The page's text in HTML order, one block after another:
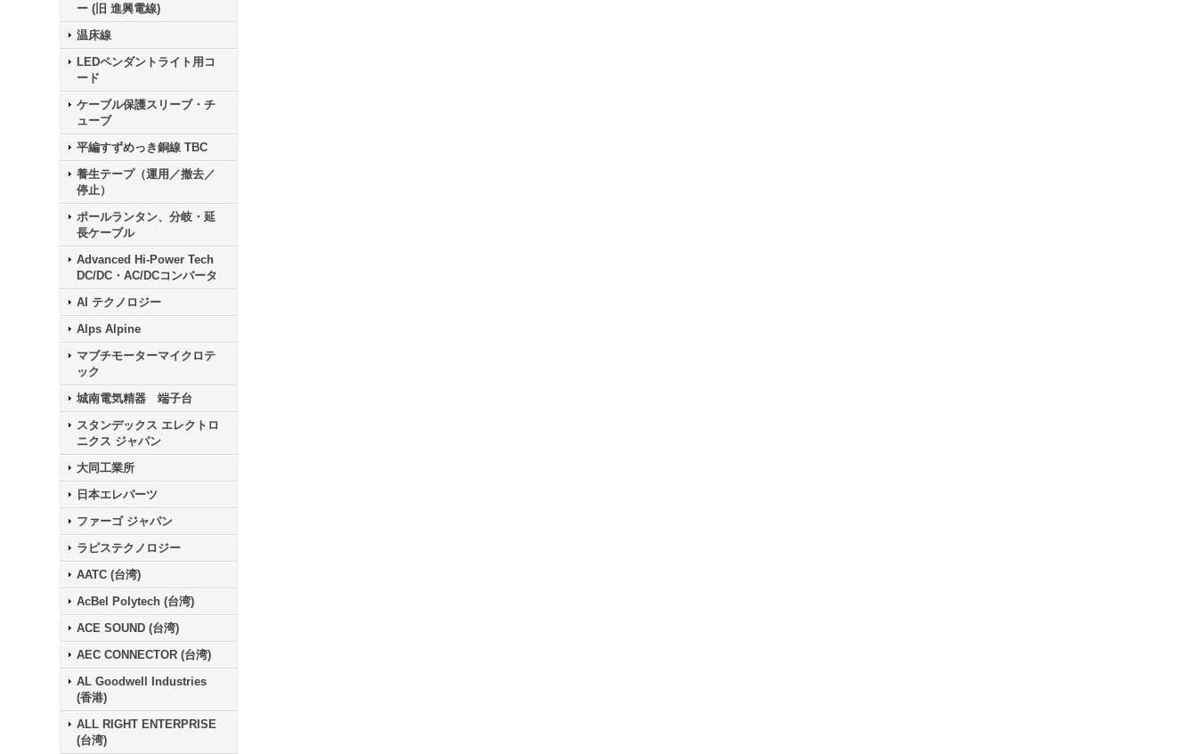
ー (旧 進興電線)
温床線
LEDペンダントライト用コ
ード
ケーブル保護スリーブ・チ
ューブ
平編すずめっき銅線 TBC
養生テープ（運用／撤去／
停止）
ポールランタン、分岐・延
長ケーブル
Advanced Hi-Power Tech
DC/DC・AC/DCコンバータ
AI テクノロジー
Alps Alpine
マブチモーターマイクロテ
ック
城南電気精器 端子台
スタンデックス エレクトロ
ニクス ジャパン
大同工業所
日本エレパーツ
ファーゴ ジャパン
ラピステクノロジー
AATC (台湾)
AcBel Polytech (台湾)
ACE SOUND (台湾)
AEC CONNECTOR (台湾)
AL Goodwell Industries
(香港)
ALL RIGHT ENTERPRISE
(台湾)